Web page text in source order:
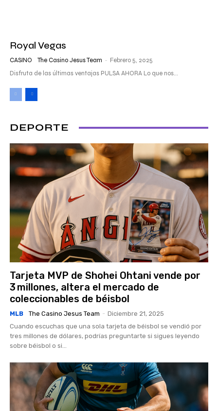
Royal Vegas
CASINO The Casino Jesus Team - Febrero 5, 2025
Disfruta de las últimas ventajas PULSA AHORA Lo que nos...
DEPORTE
Tarjeta MVP de Shohei Ohtani vende por
3 millones, altera el mercado de
coleccionables de béisbol
MLB The Casino Jesus Team - Diciembre 21, 2025
Cuando escuchas que una sola tarjeta de béisbol se vendió por
tres millones de dólares, podrías preguntarte si sigues leyendo
sobre béisbol o si...